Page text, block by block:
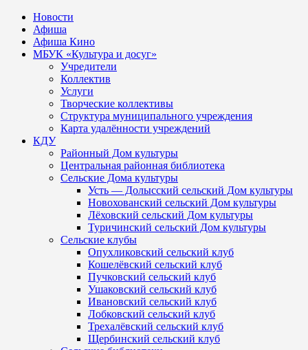
Новости
Афиша
Афиша Кино
МБУК «Культура и досуг»
Учредители
Коллектив
Услуги
Творческие коллективы
Структура муниципального учреждения
Карта удалённости учреждений
КДУ
Районный Дом культуры
Центральная районная библиотека
Сельские Дома культуры
Усть — Долысский сельский Дом культуры
Новохованский сельский Дом культуры
Лёховский сельский Дом культуры
Туричинский сельский Дом культуры
Сельские клубы
Опухликовский сельский клуб
Кошелёвский сельский клуб
Пучковский сельский клуб
Ушаковский сельский клуб
Ивановский сельский клуб
Лобковский сельский клуб
Трехалёвский сельский клуб
Щербинский сельский клуб